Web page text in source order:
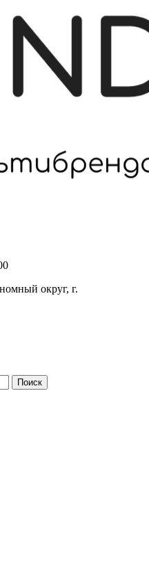
округ, г.